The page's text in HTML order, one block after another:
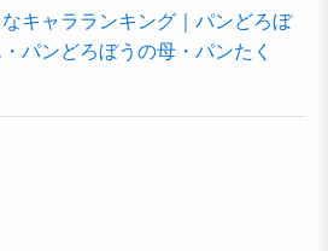
なキャラランキング｜パンどろぼ
パンどろぼうの母・パンたく